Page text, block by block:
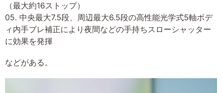
（最大約16ストップ）
05. 中央最大7.5段、周辺最大6.5段の高性能光学式5軸ボデ
ィ内手ブレ補正により夜間などの手持ちスローシャッター
に効果を発揮
などがある。